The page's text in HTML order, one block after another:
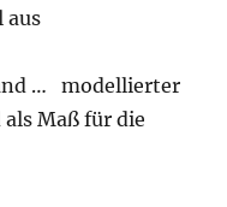
aus
… modellierter
Maß für die